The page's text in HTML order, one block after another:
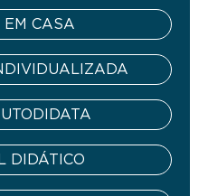
EM CASA
DIDÁTICO